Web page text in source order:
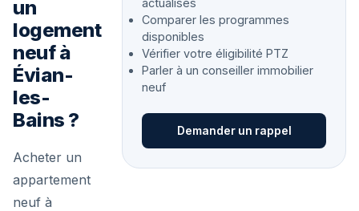
un
logement
neuf à
Évian-
les-
Bains ?
Acheter un
appartement
neuf à
actualisés
Comparer les programmes
disponibles
Vérifier votre éligibilité PTZ
Parler à un conseiller immobilier
neuf
Demander un rappel